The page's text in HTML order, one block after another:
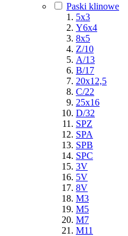
Paski klinowe
5x3
Y6x4
8x5
Z/10
A/13
B/17
20x12,5
C/22
25x16
D/32
SPZ
SPA
SPB
SPC
3V
5V
8V
M3
M5
M7
M11